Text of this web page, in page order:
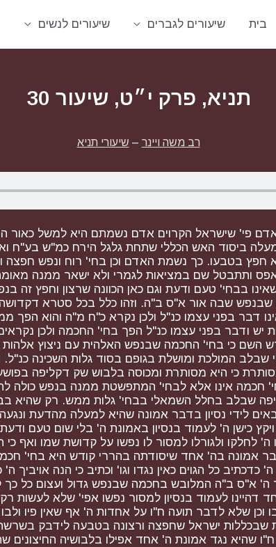
בית שיעורים לגברים שיעורים לנשים
תניא, פרק י״ט, שיעור 30
רב משה ויינר – שיעורי תניא
פי' שישראל הקרוים אדם נשמתם היא למשל כאור
ביסוד האש הכללי שתחת גלגל הירח כמ"ש בע"ח
בטבעו. כך נשמת האדם וכן בחי' רוח ונפש חפצה
ותתבטל שם במציאות לגמרי ולא ישאר ממנה
בבחי' טעם ודעת וגם כאן הכוונה שרצון וחפץ זה
שבנפש שבה אור א"ס ב"ה. וזהו כלל בכל סטרא
דבר בפני עצמו כנ"ל ולכן נקרא כ"ח מ"ה והוא
יש ודבר בפני עצמו כנ"ל הפך בחי' החכמה ולכן
השם כי בחי' החכמה שבנפש האלהית עם ניצוץ
המולכת ומושלת בגופם בסוד גלות השכינה כנ"ל.
כי היא מסותרת ומכוסה בלבוש שק דקליפה
חכמה אינו אלא לבחי' המתפשטת ממנה בנפש כולה
שבלב בחלל השמאלי בבחי' גלות ממש. רק שהיא
לידי נסיון בדבר אמונה שהיא למעלה מהדעת
כישן ה' לעמוד בנסיון באמונת ה' בלי שום טעם ודעת
ולגורלו למסור לו נפשו על קדושת שמו ואף כי
אמונה בה' אחד שיסודתה בהררי קודש היא בחי'
כל הגוים כאין נגדו וגו' וכתיב כי הנה אויביך
ה' א"ס ב"ה המלובש בחכמה שבנפש גדול ועצום כל כך
לעמוד בנסיון למסור נפשו אפי' שלא לעשות
שלא לדבר תועה ח"ו על אחדות ה' אף שאין פיו
ישראל שחפצה ורצונה בטבעה לידבק בשרשה
שהיא נגד אמונת ה' אחד אפילו בלבושיה החיצונים